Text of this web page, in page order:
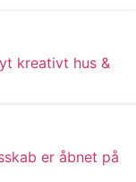
kreativt hus &
er åbnet på